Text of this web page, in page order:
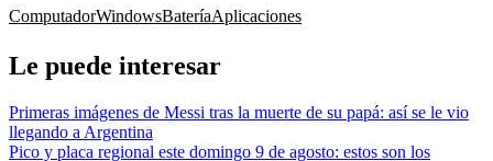
ComputadorWindowsBateríaAplicaciones
Le puede interesar
Primeras imágenes de Messi tras la muerte de su papá: así se le vio
llegando a Argentina
Pico y placa regional este domingo 9 de agosto: estos son los